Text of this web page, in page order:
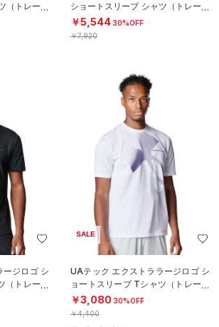
（トレーニ
ショートスリーブ シャツ（トレーニ
ング/MEN）
￥5,54430%OFF
￥7,920
ジロゴ シ
トレーニ
SALE
UAテック エクストララージロゴ シ
ョートスリーブ Tシャツ（トレーニ
ング/MEN）
￥3,080 30%OFF
￥4,400